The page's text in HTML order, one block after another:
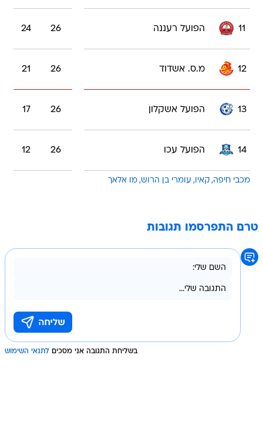
11 הפועל רעננה 26
24
12 מ.ס. אשדוד 26
21
13 הפועל אשקלון 26
17
14 הפועל עכו 26
12
מכבי חיפה קאיו עומרי בן הרוש מו אלאך
טרם התפרסמו תגובות
בשליחת התגובה אני מסכים לתנאי השימוש